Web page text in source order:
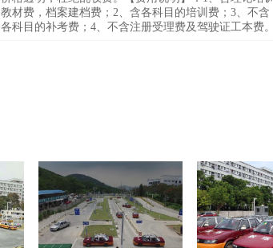
教材费，档案建档费；2、含各科目的培训费；3、不含
各科目的补考费；4、不含注册受理费及驾驶证工本费。